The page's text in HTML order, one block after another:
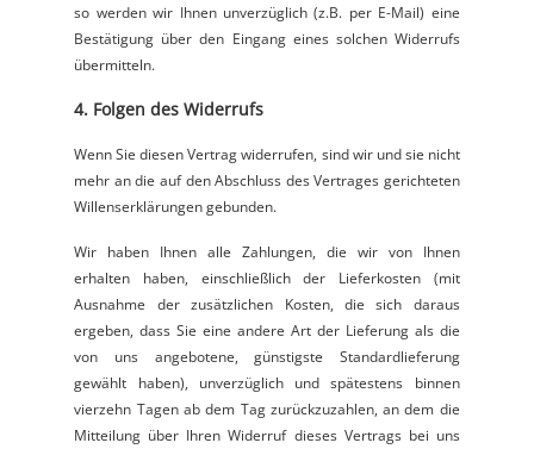
so werden wir Ihnen unverzüglich (z.B. per E-Mail) eine
Bestätigung über den Eingang eines solchen Widerrufs
übermitteln.
4. Folgen des Widerrufs
Wenn Sie diesen Vertrag widerrufen, sind wir und sie nicht
mehr an die auf den Abschluss des Vertrages gerichteten
Willenserklärungen gebunden.
Wir haben Ihnen alle Zahlungen, die wir von Ihnen
erhalten haben, einschließlich der Lieferkosten (mit
Ausnahme der zusätzlichen Kosten, die sich daraus
ergeben, dass Sie eine andere Art der Lieferung als die
von uns angebotene, günstigste Standardlieferung
gewählt haben), unverzüglich und spätestens binnen
vierzehn Tagen ab dem Tag zurückzuzahlen, an dem die
Mitteilung über Ihren Widerruf dieses Vertrags bei uns